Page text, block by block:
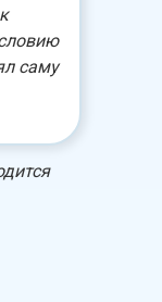
саму
он